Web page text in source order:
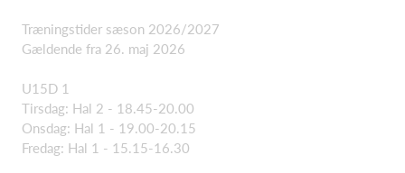
Træningstider sæson 2026/2027
Gældende fra 26. maj 2026
U15D 1
Tirsdag: Hal 2 - 18.45-20.00
Onsdag: Hal 1 - 19.00-20.15
Fredag: Hal 1 - 15.15-16.30